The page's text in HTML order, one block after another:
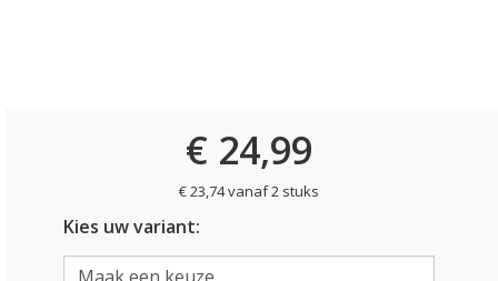
€ 24,99
€ 23,74 vanaf 2 stuks
Kies uw variant: